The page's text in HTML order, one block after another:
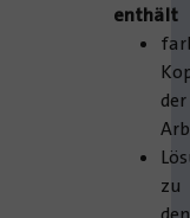
enthält
der
zu